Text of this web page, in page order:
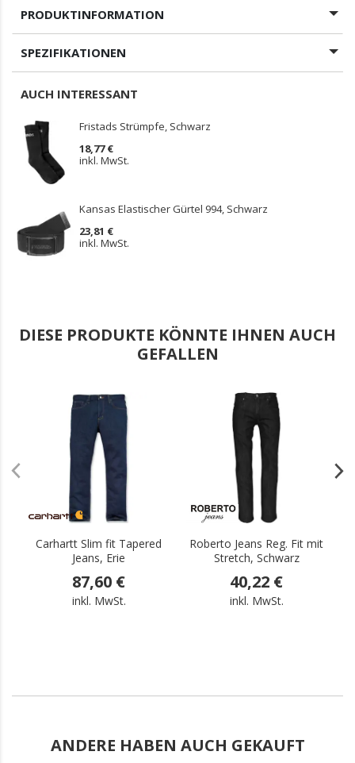
PRODUKTINFORMATION
SPEZIFIKATIONEN
AUCH INTERESSANT
Fristads Strümpfe, Schwarz
18,77 €
inkl. MwSt.
Kansas Elastischer Gürtel 994, Schwarz
23,81 €
inkl. MwSt.
DIESE PRODUKTE KÖNNTE IHNEN AUCH
GEFALLEN
Carhartt Slim fit Tapered
Jeans, Erie
87,60 €
inkl. MwSt.
Roberto Jeans Reg. Fit mit
Stretch, Schwarz
40,22 €
inkl. MwSt.
ANDERE HABEN AUCH GEKAUFT